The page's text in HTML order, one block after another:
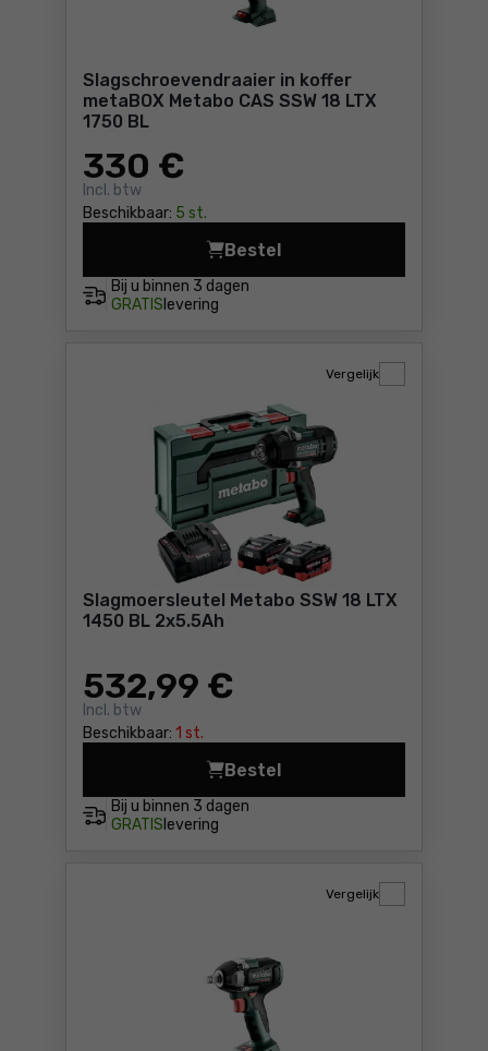
Slagschroevendraaier in koffer
metaBOX Metabo CAS SSW 18 LTX
1750 BL
330 €
Incl. btw
Beschikbaar: 5 st.
Bij u binnen 3 dagen
GRATIS levering
Bestel
Slagschroevendraaier in
Slagmoersleutel Metabo SSW 18 LTX
1450 BL 2x5.5Ah
532,99 €
Incl. btw
Beschikbaar: 1 st.
Vergelijk
Bij u binnen 3 dagen
GRATIS levering
Bestel
Slagmoersleutel Metabo
Vergelijk